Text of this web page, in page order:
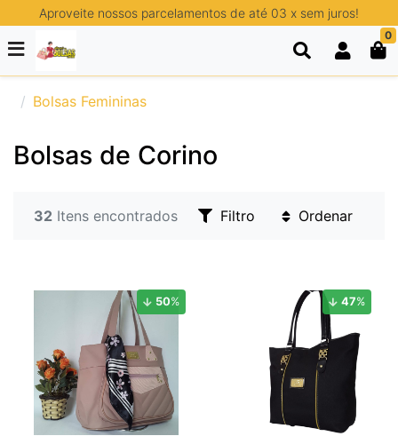
Aproveite nossos parcelamentos de até 03 x sem juros!
0
Bolsas Femininas
Bolsas de Corino
32 Itens encontrados Filtro Ordenar
50% 47%